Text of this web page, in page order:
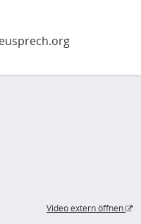
Video extern öffnen